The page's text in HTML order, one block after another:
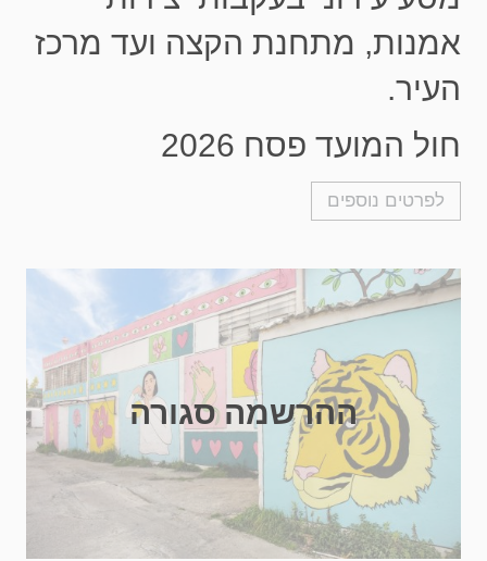
אמנות, מתחנת הקצה ועד מרכז
העיר.
חול המועד פסח 2026
לפרטים נוספים
ההרשמה סגורה